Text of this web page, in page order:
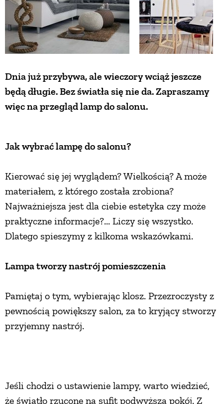
Dnia już przybywa, ale wieczory wciąż jeszcze
będą długie. Bez światła się nie da. Zapraszamy
więc na przegląd lamp do salonu.
Jak wybrać lampę do salonu?
Kierować się jej wyglądem? Wielkością? A może
materiałem, z którego została zrobiona?
Najważniejsza jest dla ciebie estetyka czy może
praktyczne informacje?... Liczy się wszystko.
Dlatego spieszymy z kilkoma wskazówkami.
Lampa tworzy nastrój pomieszczenia
Pamiętaj o tym, wybierając klosz. Przezroczysty z
pewnością powiększy salon, za to kryjący stworzy
przyjemny nastrój.
Jeśli chodzi o ustawienie lampy, warto wiedzieć,
że światło rzucone na sufit podwyższa pokój. Z
KRAJOBRAZ
RĘKODZIEŁO
RZEMIOSŁO
ZWYCZAJE
ZRÓB TO SAM
PRZEPISY
ŚNIADANIA
PRZYSTAWKI
ZUPY
DANIA GŁÓWNE
CIASTA I DESERY
PRZETWORY